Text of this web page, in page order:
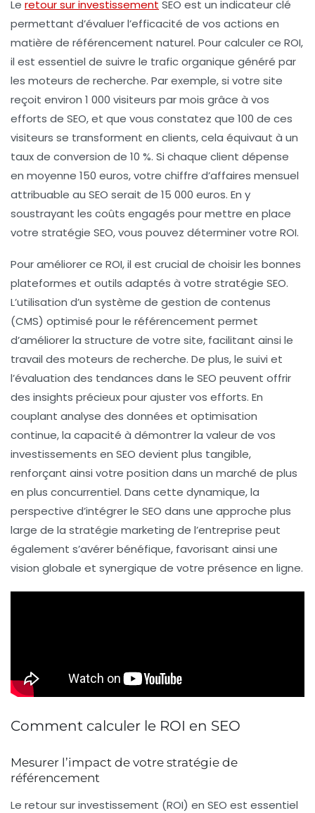
Le retour sur investissement SEO est un indicateur clé
permettant d’évaluer l’efficacité de vos actions en
matière de référencement naturel. Pour calculer ce ROI,
il est essentiel de suivre le trafic organique généré par
les moteurs de recherche. Par exemple, si votre site
reçoit environ 1 000 visiteurs par mois grâce à vos
efforts de SEO, et que vous constatez que 100 de ces
visiteurs se transforment en clients, cela équivaut à un
taux de conversion de 10 %. Si chaque client dépense
en moyenne 150 euros, votre chiffre d’affaires mensuel
attribuable au SEO serait de 15 000 euros. En y
soustrayant les coûts engagés pour mettre en place
votre stratégie SEO, vous pouvez déterminer votre ROI.
Pour améliorer ce ROI, il est crucial de choisir les bonnes
plateformes et outils adaptés à votre stratégie SEO.
L’utilisation d’un système de gestion de contenus
(CMS) optimisé pour le référencement permet
d’améliorer la structure de votre site, facilitant ainsi le
travail des moteurs de recherche. De plus, le suivi et
l’évaluation des tendances dans le SEO peuvent offrir
des insights précieux pour ajuster vos efforts. En
couplant analyse des données et optimisation
continue, la capacité à démontrer la valeur de vos
investissements en SEO devient plus tangible,
renforçant ainsi votre position dans un marché de plus
en plus concurrentiel. Dans cette dynamique, la
perspective d’intégrer le SEO dans une approche plus
large de la stratégie marketing de l’entreprise peut
également s’avérer bénéfique, favorisant ainsi une
vision globale et synergique de votre présence en ligne.
Comment calculer le ROI en SEO
Mesurer l’impact de votre stratégie de
référencement
Le retour sur investissement (ROI) en SEO est essentiel